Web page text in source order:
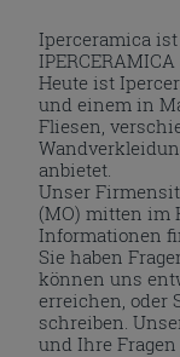
Iperceramica
IPERCERAMICA
Heute ist
und einem in
Fliesen,
anbietet.
Unser
(MO) mitten im
Informationen
Sie haben
können uns
erreichen, oder
schreiben.
und Ihre